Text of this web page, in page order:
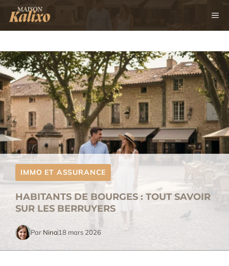
au
contenu
IMMO ET ASSURANCE
HABITANTS DE BOURGES : TOUT SAVOIR
SUR LES BERRUYERS
Par Nina 18 mars 2026